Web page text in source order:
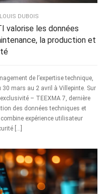
DUBOIS
valorise les données
la production et
de l’expertise technique,
mars au 2 avril à Villepinte. Sur
– TEEXMA 7, dernière
des données techniques et
expérience utilisateur
[…]